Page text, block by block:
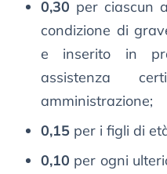
0,30 per ciascun
condizione di
e inserito in
assistenza
amministrazione;
0,15 per i figli di
0,10 per ogni